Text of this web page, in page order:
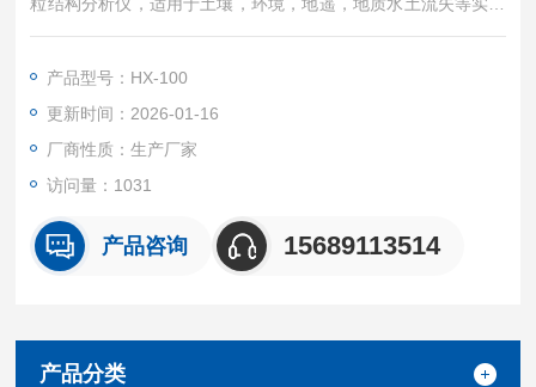
室对团聚体的分析。该仪器是土壤三普理化性状检测仪器之一！
产品型号：HX-100
更新时间：2026-01-16
厂商性质：生产厂家
访问量：1031
产品咨询 15689113514
产品分类